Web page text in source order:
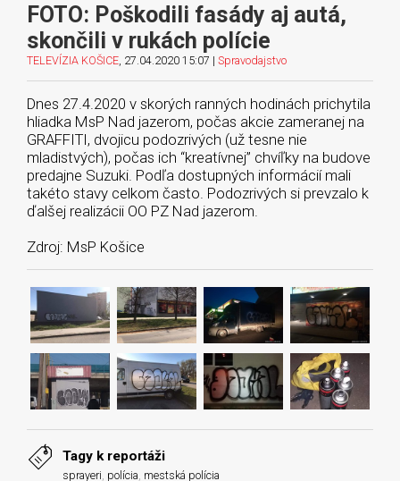
FOTO: Poškodili fasády aj autá,
skončili v rukách polície
TELEVÍZIA KOŠICE , 27.04.2020 15:07 | Spravodajstvo
Dnes 27.4.2020 v skorých ranných hodinách prichytila
hliadka MsP Nad jazerom, počas akcie zameranej na
GRAFFITI, dvojicu podozrivých (už tesne nie
mladistvých), počas ich “kreatívnej” chvíľky na budove
predajne Suzuki. Podľa dostupných informácií mali
takéto stavy celkom často. Podozrivých si prevzalo k
ďalšej realizácii OO PZ Nad jazerom.
Zdroj: MsP Košice
Tagy k reportáži
sprayeri polícia mestská polícia